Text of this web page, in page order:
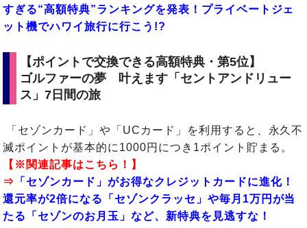
すぎる“高額特典”ランキングを発表！プライベートジェ
ット機でハワイ旅行に行こう!?
【ポイントで交換できる高額特典・第5位】
ゴルファーの夢 叶えます「セントアンドリュー
ス」7日間の旅
「セゾンカード」や「UCカード」を利用すると、永久不
滅ポイントが基本的に1000円につき1ポイント貯まる。
【※関連記事はこちら！】
⇒ 「セゾンカード」がお得なクレジットカードに進化！
還元率が2倍になる「セゾンクラッセ」や毎月1万円が当
たる「セゾンのお月玉」など、新特典を見逃すな！